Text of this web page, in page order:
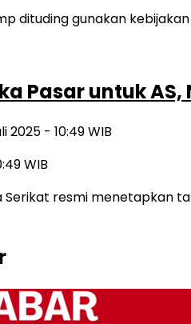
Pasar untuk
2025 - 10:49 WIB
WIB
Serikat resmi menetapkan